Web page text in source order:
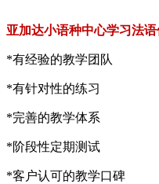
亚加达小语种中心学习法
*有经验的教学团队
*有针对性的练习
*完善的教学体系
*阶段性定期测试
*客户认可的教学口碑